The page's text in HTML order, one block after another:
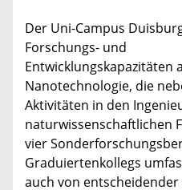
Der Uni-Campus
Forschungs- und
Entwicklungskapazitäten
Nanotechnologie, die
Aktivitäten in den
naturwissenschaftlichen
vier
Graduiertenkollegs
auch von entscheidender